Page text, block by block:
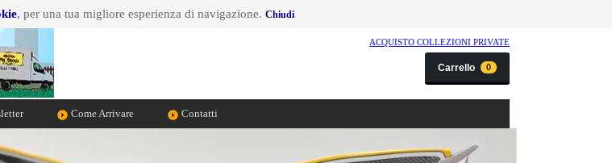
, per una tua migliore esperienza di navigazione.Chiudi
ACQUISTO COLLEZIONI PRIVATE
Carrello 0
Come Arrivare Contatti